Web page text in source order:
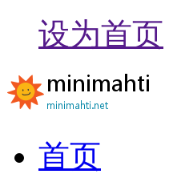
设为首页
首页